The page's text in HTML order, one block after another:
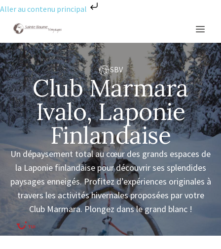
Aller au contenu principal
SBV
Club Marmara
Ivalo, Laponie
Finlandaise
Un dépaysement total au cœur des grands espaces de
la Laponie finlandaise pour découvrir ses splendides
paysages enneigés. Profitez d’expériences originales à
travers les activités hivernales proposées par votre
Club Marmara. Plongez dans le grand blanc !